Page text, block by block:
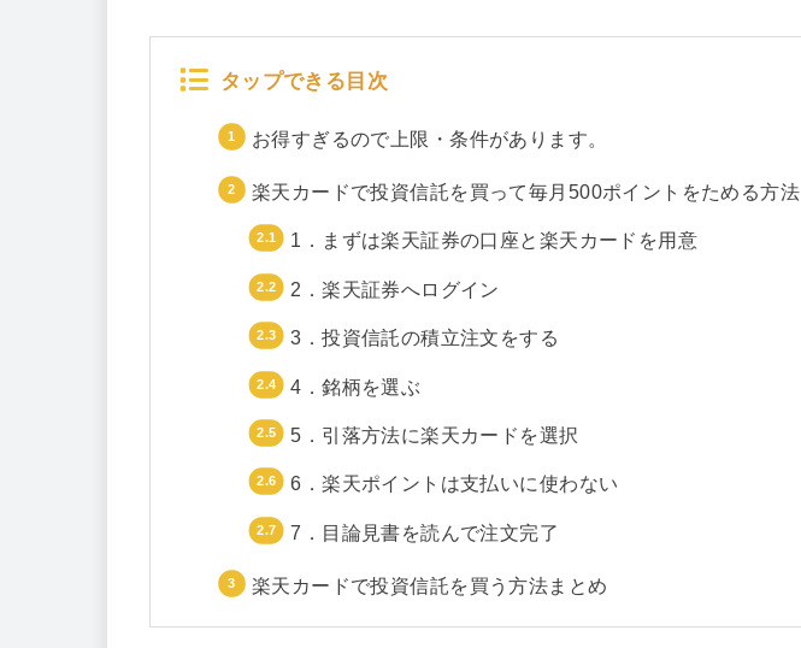
タップできる目次
お得すぎるので上限・条件があります。
楽天カードで投資信託を買って毎月500ポイントをためる方法
1．まずは楽天証券の口座と楽天カードを用意
2．楽天証券へログイン
3．投資信託の積立注文をする
4．銘柄を選ぶ
5．引落方法に楽天カードを選択
6．楽天ポイントは支払いに使わない
7．目論見書を読んで注文完了
楽天カードで投資信託を買う方法まとめ